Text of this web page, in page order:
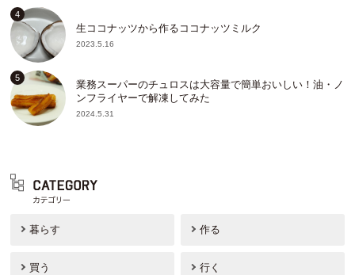
生ココナッツから作るココナッツミルク
2023.5.16
業務スーパーのチュロスは大容量で簡単おいしい！油・ノ
ンフライヤーで解凍してみた
2024.5.31
暮らす 作る
買う 行く